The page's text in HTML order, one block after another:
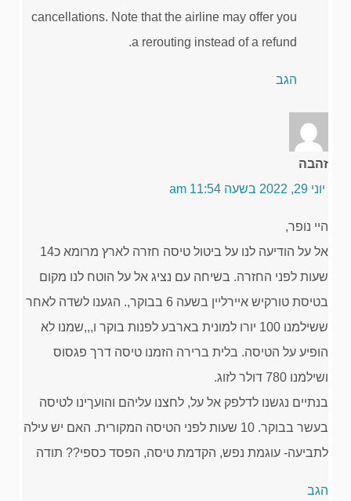
cancellations. Note that the airline may offer you
a rerouting instead of a refund.
הגב
זהבה
יוני 29, 2022 בשעה 11:54 am
היי נופר,
אל על הודיעה לנו על ביטול טיסה חזרה לארץ מרומא כ14
שעות לפני החזרה. בשיחה עם נציג אל על הוטח לנו מקום
בטיסת טורקיש איירליין בשעה 6 בבוקר,. הגענו לשדה לאחר
ששילמנו 100 יורו למונית בארבע לפנות בוקר ו,,,שמנו לא
הופיע על הטיסה. בלית ברירה הזמנו טיסה דרך פגסוס
ושילמנו 780 דולר לזוג.
בנתיים נגשנו לדלפק אל על, לחצנו עליהם והועךינו לטיסה
בעשר בבוקר. 10 שעות לפני הטיסה המקורית. האם יש עילה
לתביעה- עוגמת נפש, הקדמת טיסה, הפסד כספי?? תודה
הגב